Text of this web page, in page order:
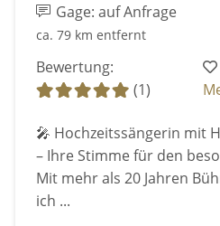
Gage: auf Anfrage
ca. 79 km entfernt
Bewertung:
(1)
🎤 Hochzeitssängerin mit
– Ihre Stimme für den
Mit mehr als 20 Jahren
ich ...